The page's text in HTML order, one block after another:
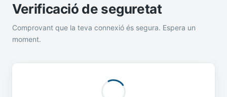
Verificació de seguretat
Comprovant que la teva connexió és segura. Espera un
moment.